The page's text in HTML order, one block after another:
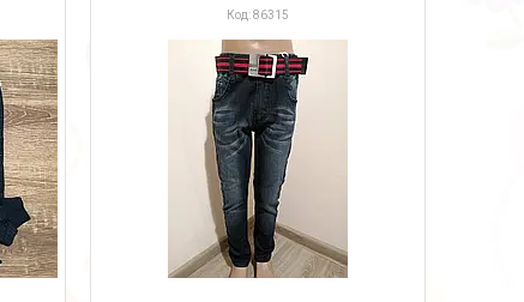
86315